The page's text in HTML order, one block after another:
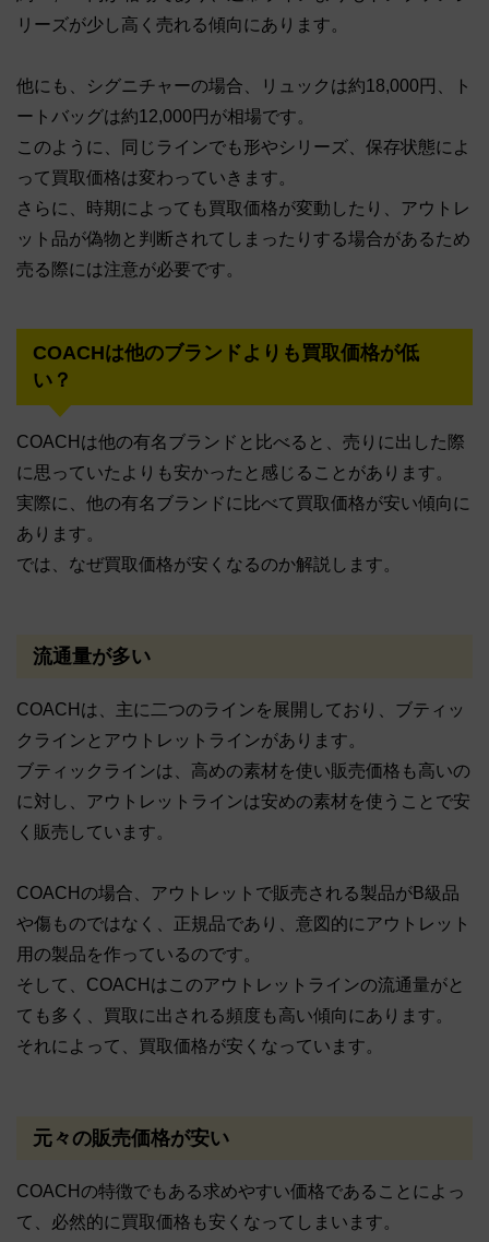
リーズが少し高く売れる傾向にあります。
他にも、シグニチャーの場合、リュックは約18,000円、ト
ートバッグは約12,000円が相場です。
このように、同じラインでも形やシリーズ、保存状態によ
って買取価格は変わっていきます。
さらに、時期によっても買取価格が変動したり、アウトレ
ット品が偽物と判断されてしまったりする場合があるため
売る際には注意が必要です。
COACHは他のブランドよりも買取価格が低
い？
COACHは他の有名ブランドと比べると、売りに出した際
に思っていたよりも安かったと感じることがあります。
実際に、他の有名ブランドに比べて買取価格が安い傾向に
あります。
では、なぜ買取価格が安くなるのか解説します。
流通量が多い
COACHは、主に二つのラインを展開しており、ブティッ
クラインとアウトレットラインがあります。
ブティックラインは、高めの素材を使い販売価格も高いの
に対し、アウトレットラインは安めの素材を使うことで安
く販売しています。
COACHの場合、アウトレットで販売される製品がB級品
や傷ものではなく、正規品であり、意図的にアウトレット
用の製品を作っているのです。
そして、COACHはこのアウトレットラインの流通量がと
ても多く、買取に出される頻度も高い傾向にあります。
それによって、買取価格が安くなっています。
元々の販売価格が安い
COACHの特徴でもある求めやすい価格であることによっ
て、必然的に買取価格も安くなってしまいます。